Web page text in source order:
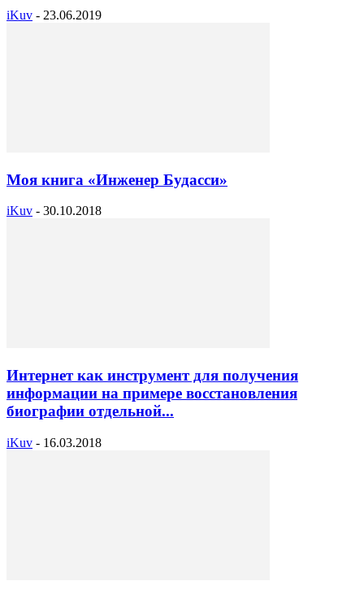
iKuv - 23.06.2019
Моя книга «Инженер Будасси»
iKuv - 30.10.2018
Интернет как инструмент для получения
информации на примере восстановления
биографии отдельной...
iKuv - 16.03.2018